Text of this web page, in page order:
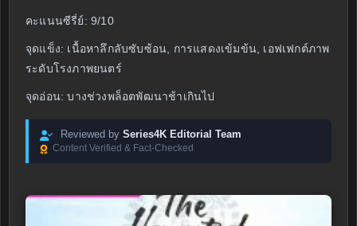
คะแนนซีรี่ย์: 9/10
จุดแข็ง: เนื้อหาลึกลับซับซ้อน, การแสดงเข้มข้น, เอฟเฟกต์ภาพ
ระดับโรงภาพยนตร์
จุดอ่อน: บางช่วงพล็อตพัฒนาช้าเกินไป
Reviewed by Series4K Editorial Team
Content Verified & Fact-Checked